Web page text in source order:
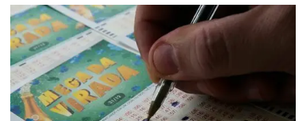
Matérias Exclusivas